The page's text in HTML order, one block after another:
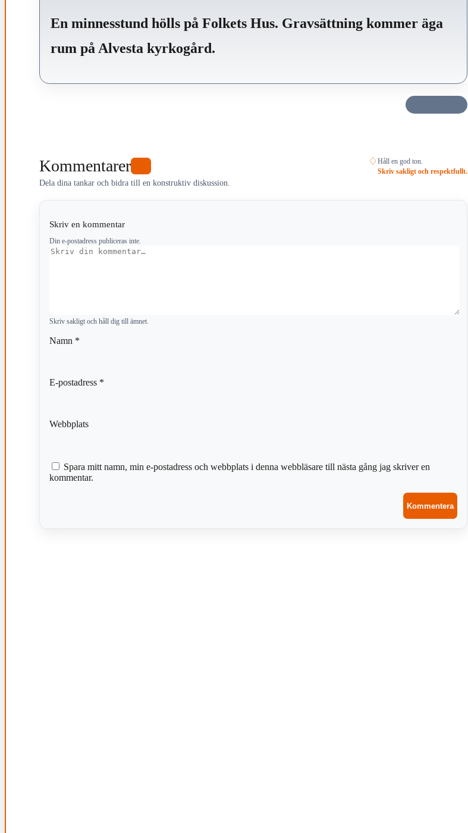
En minnesstund hölls på Folkets Hus. Gravsättning kommer äga
rum på Alvesta kyrkogård.
Kommentarer
Dela dina tankar och bidra till en konstruktiv diskussion.
♢ Håll en god ton.
Skriv sakligt och respektfullt.
Skriv en kommentar
Din e-postadress publiceras inte.
Kommentar
Skriv sakligt och håll dig till ämnet.
Namn *
E-postadress *
Webbplats
Spara mitt namn, min e-postadress och webbplats i denna webbläsare till nästa gång jag skriver en
kommentar.